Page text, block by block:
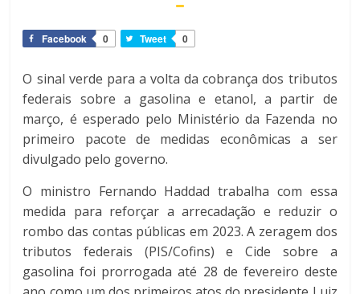
Facebook 0 Tweet 0
O sinal verde para a volta da cobrança dos tributos
federais sobre a gasolina e etanol, a partir de
março, é esperado pelo Ministério da Fazenda no
primeiro pacote de medidas econômicas a ser
divulgado pelo governo.
O ministro Fernando Haddad trabalha com essa
medida para reforçar a arrecadação e reduzir o
rombo das contas públicas em 2023. A zeragem dos
tributos federais (PIS/Cofins) e Cide sobre a
gasolina foi prorrogada até 28 de fevereiro deste